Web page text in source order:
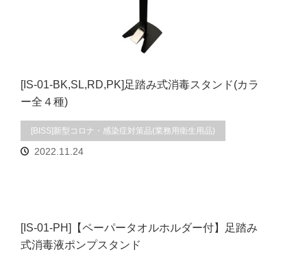
[IS-01-BK,SL,RD,PK]足踏み式消毒スタンド(カラ
ー全４種)
[BISS]新型コロナ・感染症対策品(業務用衛生用品)
2022.11.24
[IS-01-PH]【ペーパータオルホルダー付】足踏み
式消毒液ポンプスタンド